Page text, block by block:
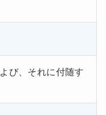
び、それに付随す